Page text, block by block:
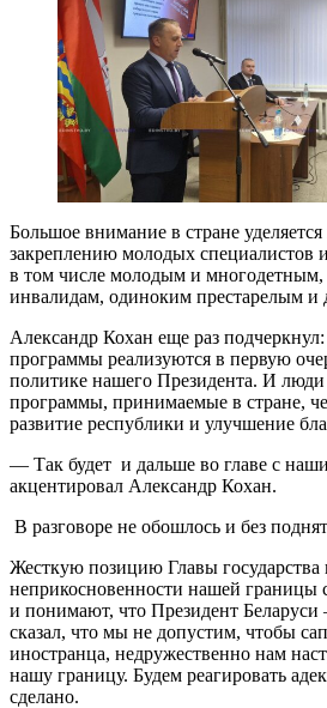
Большое внимание в стране
закреплению молодых специалистов
в том числе молодым и многодетным,
инвалидам, одиноким престарелым и
Александр Кохан еще раз
программы реализуются в первую
политике нашего Президента. И
программы, принимаемые в стране,
развитие республики и улучшение
— Так будет и дальше во главе с
акцентировал Александр Кохан.
В разговоре не обошлось и без
Жесткую позицию Главы государства
неприкосновенности нашей границы
и понимают, что Президент
сказал, что мы не допустим, чтобы
иностранца, недружественно нам
нашу границу. Будем реагировать
сделано.